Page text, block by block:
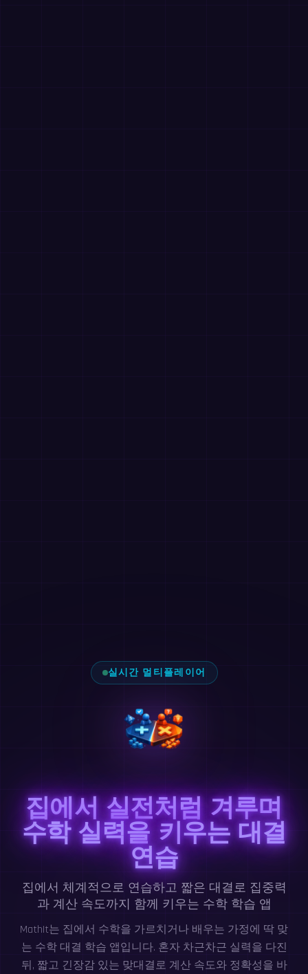
실시간 멀티플레이어
집에서 실전처럼 겨루며
수학 실력을 키우는 대결
연습
집에서 체계적으로 연습하고 짧은 대결로 집중력
과 계산 속도까지 함께 키우는 수학 학습 앱
MathIt는 집에서 수학을 가르치거나 배우는 가정에 딱 맞
는 수학 대결 학습 앱입니다. 혼자 차근차근 실력을 다진
뒤, 짧고 긴장감 있는 맞대결로 계산 속도와 정확성을 바